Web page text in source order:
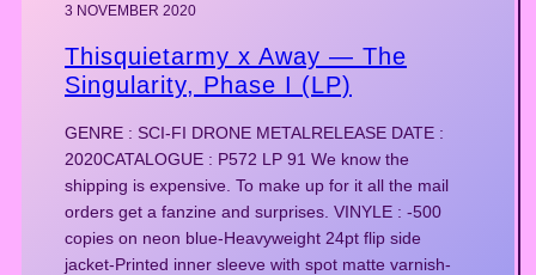
3 NOVEMBER 2020
Thisquietarmy x Away — The
Singularity, Phase I (LP)
GENRE : SCI-FI DRONE METALRELEASE DATE :
2020CATALOGUE : P572 LP 91 We know the
shipping is expensive. To make up for it all the mail
orders get a fanzine and surprises. VINYLE : -500
copies on neon blue-Heavyweight 24pt flip side
jacket-Printed inner sleeve with spot matte varnish-